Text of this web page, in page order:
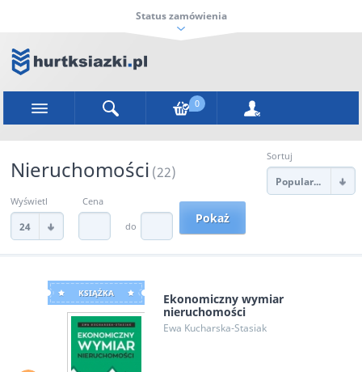
Status zamówienia
0
Nieruchomości (22)
Wyświetl
24
Sortuj
Popularności
Cena
do
KSIĄŻKA
Ekonomiczny wymiar
nieruchomości
Ewa Kucharska-Stasiak